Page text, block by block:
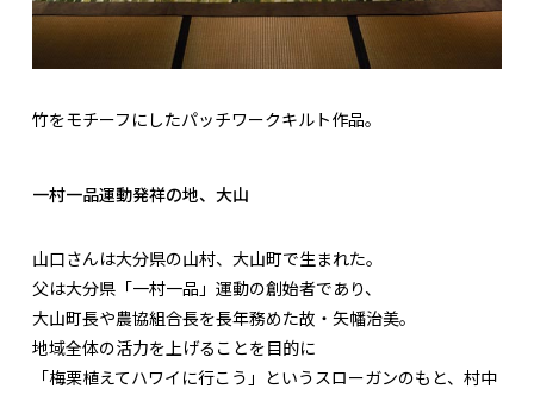
竹をモチーフにしたパッチワークキルト作品。
一村一品運動発祥の地、大山
山口さんは大分県の山村、大山町で生まれた。
父は大分県「一村一品」運動の創始者であり、
大山町長や農協組合長を長年務めた故・矢幡治美。
地域全体の活力を上げることを目的に
「梅栗植えてハワイに行こう」というスローガンのもと、村中